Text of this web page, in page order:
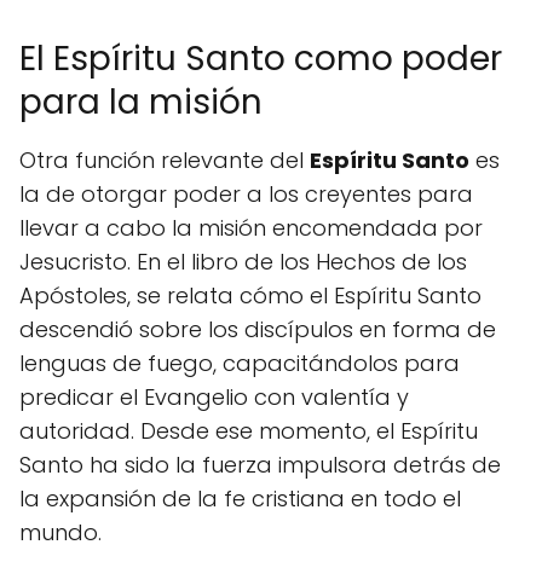
El Espíritu Santo como poder
para la misión
Otra función relevante del Espíritu Santo es
la de otorgar poder a los creyentes para
llevar a cabo la misión encomendada por
Jesucristo. En el libro de los Hechos de los
Apóstoles, se relata cómo el Espíritu Santo
descendió sobre los discípulos en forma de
lenguas de fuego, capacitándolos para
predicar el Evangelio con valentía y
autoridad. Desde ese momento, el Espíritu
Santo ha sido la fuerza impulsora detrás de
la expansión de la fe cristiana en todo el
mundo.